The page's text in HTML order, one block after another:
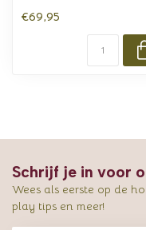
€69,95
Schrijf je in voor
Wees als eerste op de
play tips en meer!